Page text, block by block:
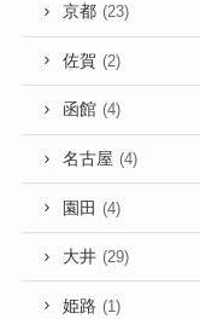
京都 (23)
佐賀 (2)
函館 (4)
名古屋 (4)
園田 (4)
大井 (29)
姫路 (1)